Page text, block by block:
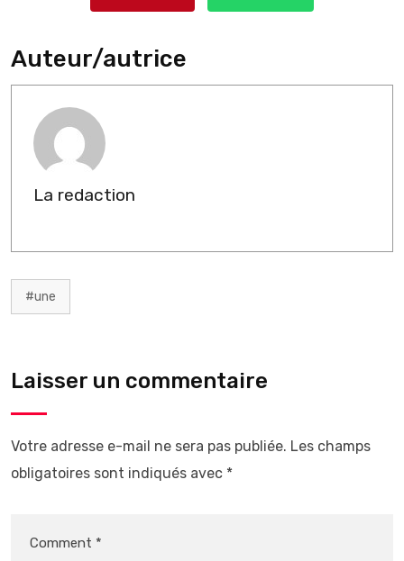
Auteur/autrice
La redaction
#une
Laisser un commentaire
Votre adresse e-mail ne sera pas publiée. Les champs
obligatoires sont indiqués avec *